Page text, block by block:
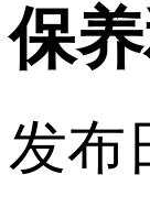
保
发布